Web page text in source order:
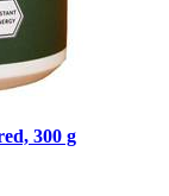
300 g